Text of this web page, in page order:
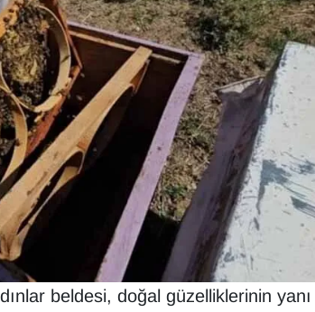
beldesi, doğal güzelliklerinin yanı